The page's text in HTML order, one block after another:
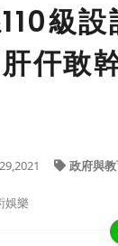
級設
仠敢
政府與
娛樂